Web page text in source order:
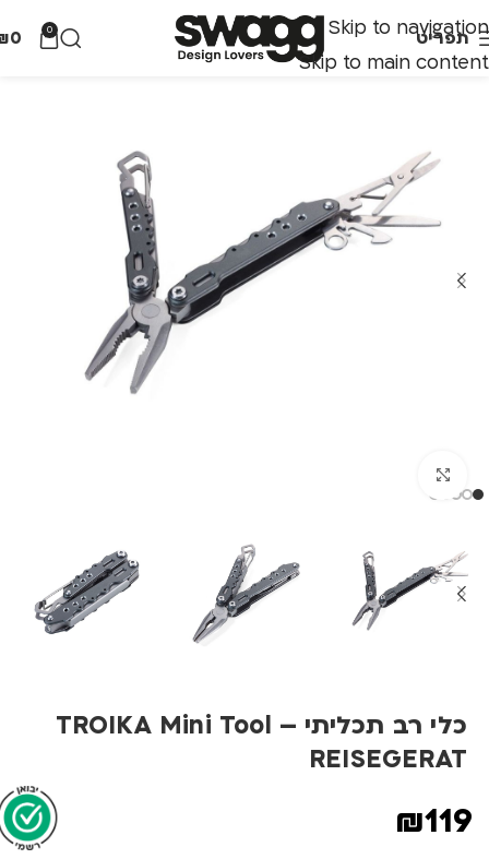
Skip to navigation
Skip to main content
תפריט 0
0
כלי רב תכליתי – TROIKA Mini Tool
REISEGERAT
₪119